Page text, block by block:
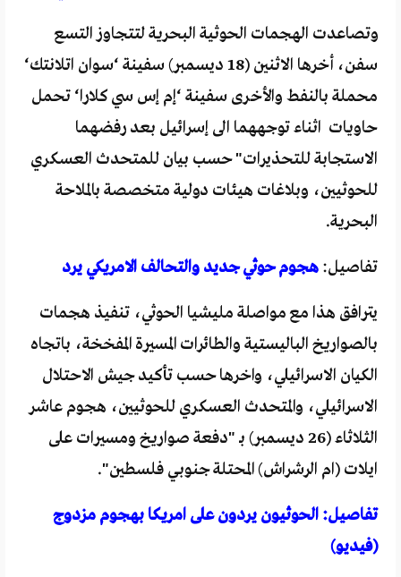
وتصاعدت الهجمات الحوثية البحرية لتتجاوز التسع
سفن، أخرها الاثنين (18 ديسمبر) سفينة ‘سوان اتلانتك‘
محملة بالنفط والأخرى سفينة ‘إم إس سي كلارا‘ تحمل
حاويات اثناء توجههما الى إسرائيل بعد رفضهما
الاستجابة للتحذيرات" حسب بيان للمتحدث العسكري
للحوثيين، وبلاغات هيئات دولية متخصصة بالملاحة
البحرية.
تفاصيل: هجوم حوثي جديد والتحالف الامريكي يرد
يترافق هذا مع مواصلة مليشيا الحوثي، تنفيذ هجمات
بالصواريخ الباليستية والطائرات المسيرة المفخخة، باتجاه
الكيان الاسرائيلي، واخرها حسب تأكيد جيش الاحتلال
الاسرائيلي، والمتحدث العسكري للحوثيين، هجوم عاشر
الثلاثاء (26 ديسمبر) بـ "دفعة صواريخ ومسيرات على
ايلات (ام الرشراش) المحتلة جنوبي فلسطين".
تفاصيل: الحوثيون يردون على امريكا بهجوم مزدوج
(فيديو)